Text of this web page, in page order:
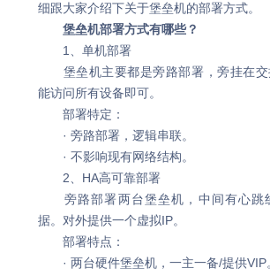
细跟大家介绍下关于堡垒机的部署方式。
堡垒机部署方式有哪些？
1、单机部署
堡垒机主要都是旁路部署，旁挂在交
能访问所有设备即可。
部署特定：
· 旁路部署，逻辑串联。
· 不影响现有网络结构。
2、HA高可靠部署
旁路部署两台堡垒机，中间有心跳
据。对外提供一个虚拟IP。
部署特点：
· 两台硬件堡垒机，一主一备/提供VIP